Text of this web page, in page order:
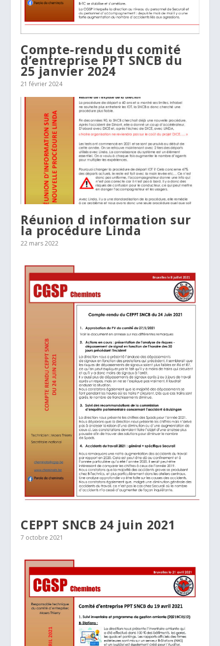
Compte-rendu du comité
d’entreprise PPT SNCB du
25 janvier 2024
21 février 2024
Réunion d information sur
la procédure Linda
22 mars 2022
CEPPT SNCB 24 juin 2021
7 octobre 2021